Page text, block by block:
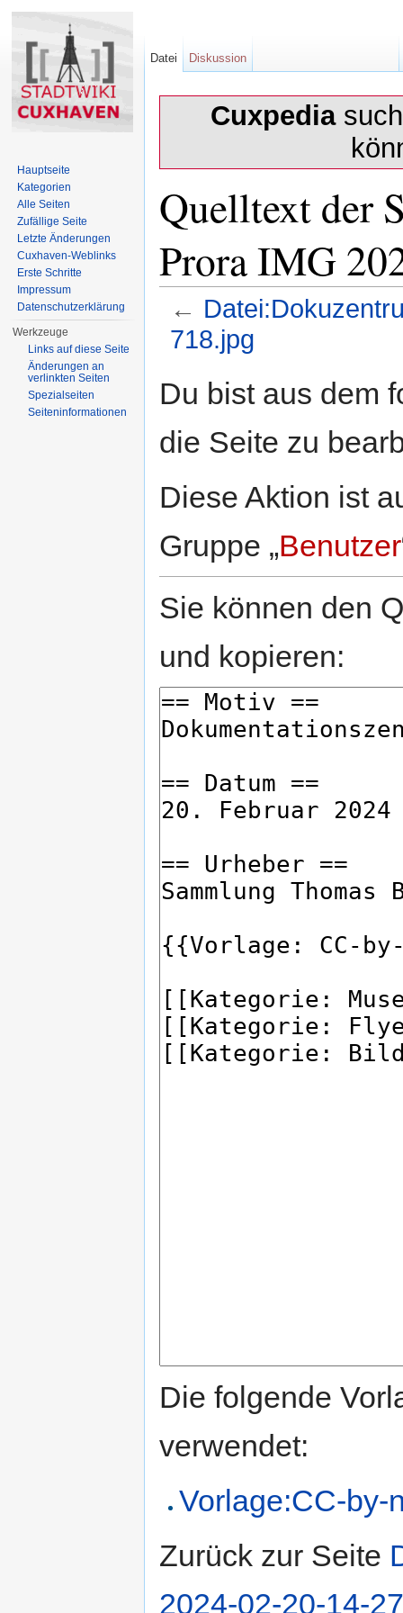
Cuxpedia
Quelltext der
Prora IMG
←
718.jpg
Du bist aus dem
die Seite zu
Diese Aktion ist
Gruppe „Benutzer
Sie können den
und kopieren:
Die folgende
verwendet:
Vorlage:CC-by-
Zurück zur Seite
2024-02-20-14-
Datei Diskussion
Hauptseite
Kategorien
Alle Seiten
Zufällige Seite
Letzte Änderungen
Cuxhaven-Weblinks
Erste Schritte
Impressum
Datenschutzerklärung
Werkzeuge
Links auf diese Seite
Änderungen an
verlinkten Seiten
Spezialseiten
Seiten­informationen